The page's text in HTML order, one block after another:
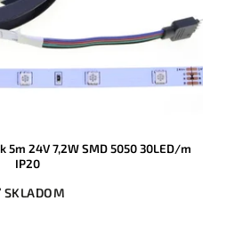
5m 24V 7,2W SMD 5050 30LED/m
IP20
SKLADOM